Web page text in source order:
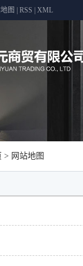
图 RSS XML
> 网站地图